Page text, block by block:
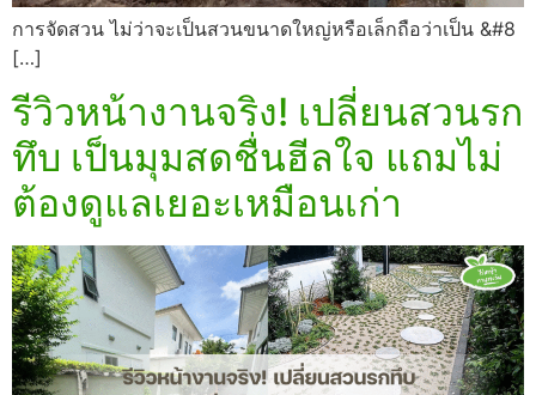
การจัดสวน ไม่ว่าจะเป็นสวนขนาดใหญ่หรือเล็กถือว่าเป็น &#8
[…]
รีวิวหน้างานจริง! เปลี่ยนสวนรก
ทึบ เป็นมุมสดชื่นฮีลใจ แถมไม่
ต้องดูแลเยอะเหมือนเก่า